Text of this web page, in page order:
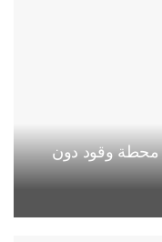
محطة وقود دون